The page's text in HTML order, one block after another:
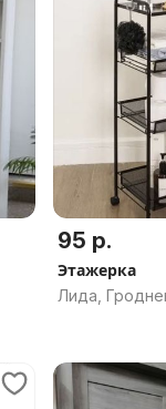
95 р.
Этажерка
Лида,